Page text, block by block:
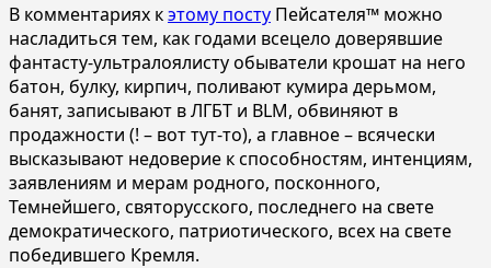
В комментариях кэтому посту Пейсателя™ можно
насладиться тем, как годами всецело доверявшие
фантасту-ультралоялисту обыватели крошат на него
батон, булку, кирпич, поливают кумира дерьмом,
банят, записывают в ЛГБТ и BLM, обвиняют в
продажности (! – вот тут-то), а главное – всячески
высказывают недоверие к способностям, интенциям,
заявлениям и мерам родного, посконного,
Темнейшего, святорусского, последнего на свете
демократического, патриотического, всех на свете
победившего Кремля.